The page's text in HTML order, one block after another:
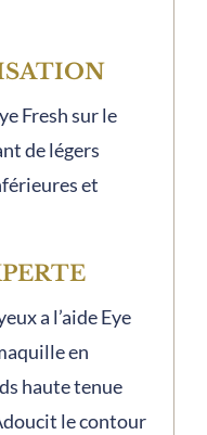
Fresh sur le
de légers
et
a l’aide Eye
en
haute tenue
le contour